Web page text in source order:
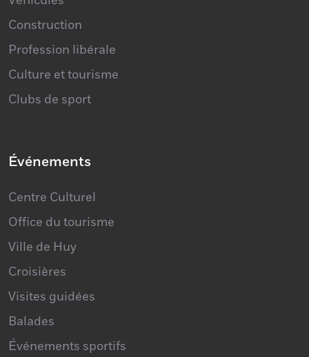
Véhicules
Construction
Profession libérale
Culture et tourisme
Centre Culturel
Office du tourisme
Ville de Huy
Croisières
Visites guidées
Balades